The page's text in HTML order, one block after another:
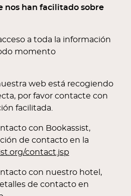
nos han facilitado sobre
a toda la información
momento
web está recogiendo
por favor contacte con
facilitada.
con Bookassist,
de contacto en la
contact.jsp
con nuestro hotel,
de contacto en